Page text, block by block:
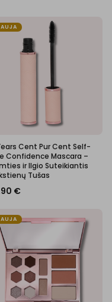
Cent Pur Cent Self-
Confidence Mascara –
ir Ilgio Suteikiantis
Tušas
€